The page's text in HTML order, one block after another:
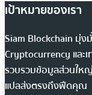
เป้าหมายของเรา
Siam Blockchain มุ่ง
Cryptocurrency และ
รวบรวมข้อมูลส่วนใหญ่
แปลส่งตรงถึงฟีดคุณ